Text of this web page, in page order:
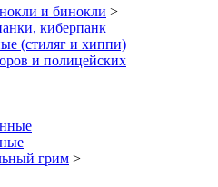
и бинокли >
киберпанк
(стиляг и хиппи)
и полицейских
грим >